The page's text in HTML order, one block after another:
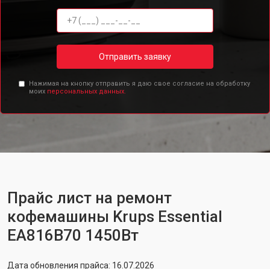
Отправить заявку
Нажимая на кнопку отправить я даю свое согласие на обработку
моих персональных данных.
Прайс лист на ремонт
кофемашины Krups Essential
EA816B70 1450Вт
Дата обновления прайса: 16.07.2026